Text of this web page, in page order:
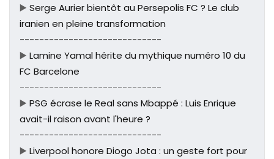
▶️ Serge Aurier bientôt au Persepolis FC ? Le club
iranien en pleine transformation
-----------------------------
▶️ Lamine Yamal hérite du mythique numéro 10 du
FC Barcelone
-----------------------------
▶️ PSG écrase le Real sans Mbappé : Luis Enrique
avait-il raison avant l'heure ?
-----------------------------
▶️ Liverpool honore Diogo Jota : un geste fort pour